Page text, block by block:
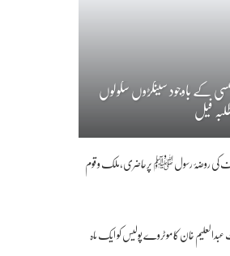
کے باوجود سینکڑوں سکولوں
فیل
کی روضۂ رسول ﷺ پرحاضری،ملک و قوم
عبدالعلیم خان کا موٹروے پولیس کو ایک ماہ